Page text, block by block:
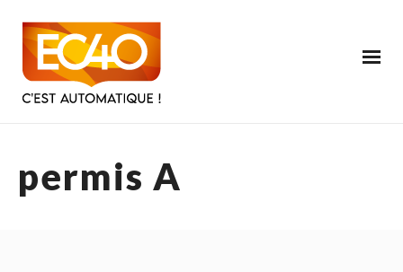
permis A